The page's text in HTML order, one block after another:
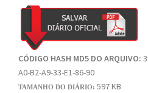
CÓDIGO HASH MD5 DO ARQUIVO:
A0-B2-A9-33-E1-86-90
TAMANHO DO DIÁRIO: 597 KB